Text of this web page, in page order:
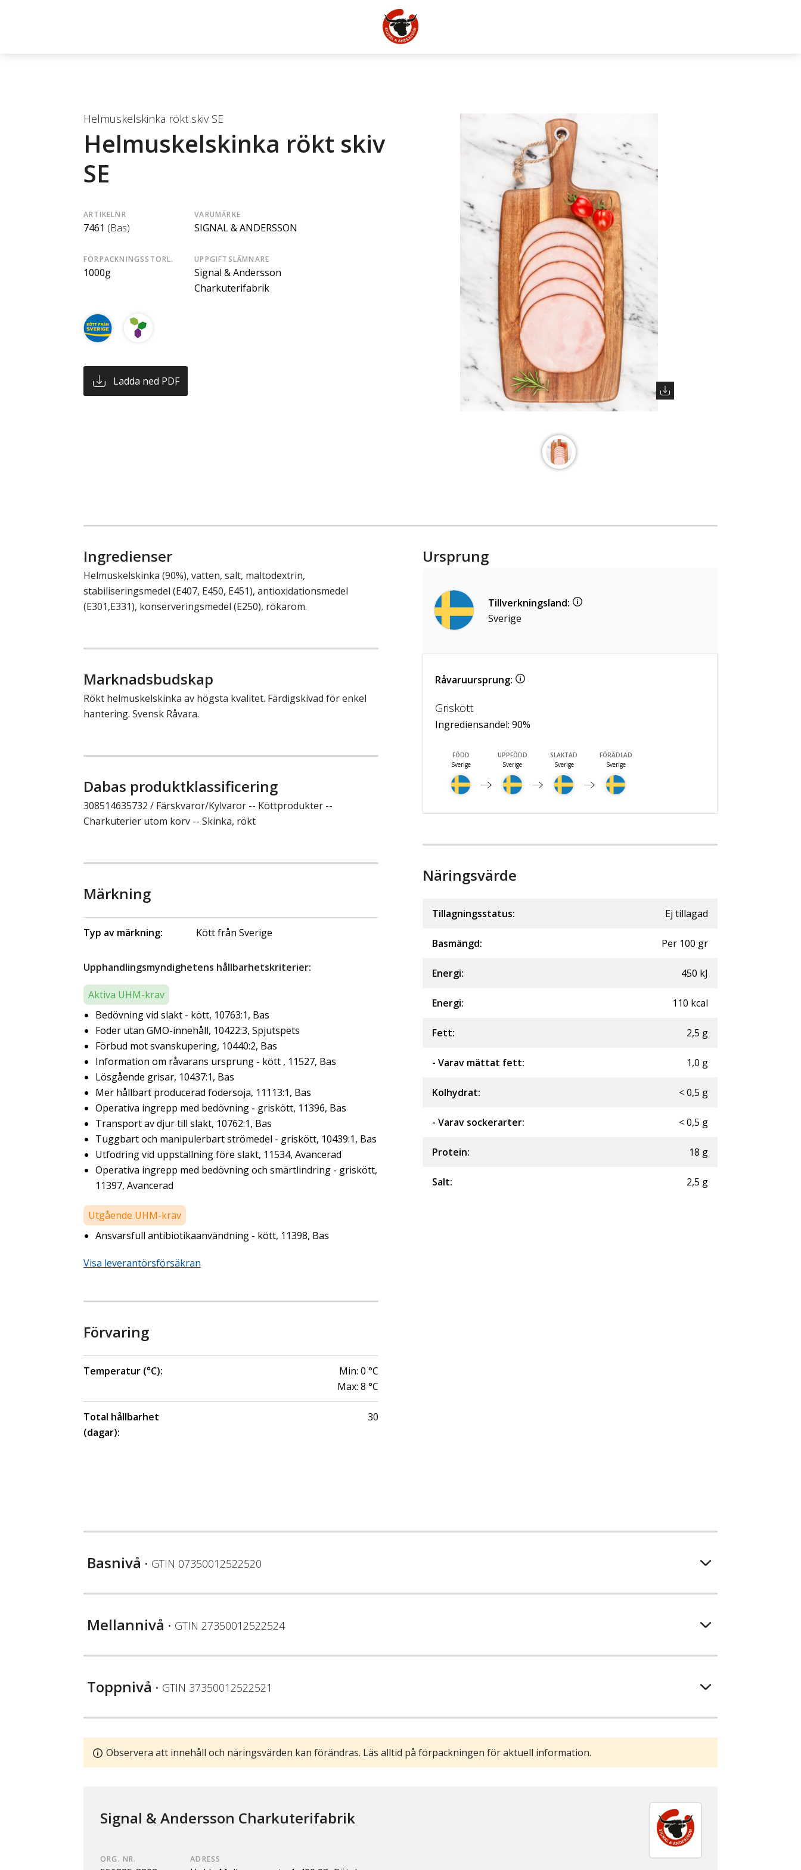
Helmuskelskinka rökt skiv SE
Helmuskelskinka rökt skiv
SE
ARTIKELNR
7461 (Bas)
VARUMÄRKE
SIGNAL & ANDERSSON
FÖRPACKNINGSSTORL.
1000g
UPPGIFTSLÄMNARE
Signal & Andersson
Charkuterifabrik
Ladda ned PDF
Ingredienser
Helmuskelskinka (90%), vatten, salt, maltodextrin,
stabiliseringsmedel (E407, E450, E451), antioxidationsmedel
(E301,E331), konserveringsmedel (E250), rökarom.
Marknadsbudskap
Rökt helmuskelskinka av högsta kvalitet. Färdigskivad för enkel
hantering. Svensk Råvara.
Dabas produktklassificering
308514635732 / Färskvaror/Kylvaror -- Köttprodukter --
Charkuterier utom korv -- Skinka, rökt
Märkning
Typ av märkning: Kött från Sverige
Upphandlingsmyndighetens hållbarhetskriterier:
Aktiva UHM-krav
Bedövning vid slakt - kött, 10763:1, Bas
Foder utan GMO-innehåll, 10422:3, Spjutspets
Förbud mot svanskupering, 10440:2, Bas
Information om råvarans ursprung - kött , 11527, Bas
Lösgående grisar, 10437:1, Bas
Mer hållbart producerad fodersoja, 11113:1, Bas
Operativa ingrepp med bedövning - griskött, 11396, Bas
Transport av djur till slakt, 10762:1, Bas
Tuggbart och manipulerbart strömedel - griskött, 10439:1, Bas
Utfodring vid uppstallning före slakt, 11534, Avancerad
Operativa ingrepp med bedövning och smärtlindring - griskött,
11397, Avancerad
Utgående UHM-krav
Ansvarsfull antibiotikaanvändning - kött, 11398, Bas
Visa leverantörsförsäkran
Förvaring
Temperatur (°C): Min: 0 °C
Max: 8 °C
Total hållbarhet
(dagar):
30
Ursprung
Tillverkningsland:
Sverige
Råvaruursprung:
Griskött
Ingrediensandel: 90%
FÖDD
Sverige
UPPFÖDD
Sverige
SLAKTAD
Sverige
FÖRÄDLAD
Sverige
Näringsvärde
Tillagningsstatus: Ej tillagad
Basmängd: Per 100 gr
Energi: 450 kJ
Energi: 110 kcal
Fett: 2,5 g
- Varav mättat fett: 1,0 g
Kolhydrat: <0,5 g
- Varav sockerarter: <0,5 g
Protein: 18 g
Salt: 2,5 g
Basnivå • GTIN 07350012522520
Mellannivå • GTIN 27350012522524
Toppnivå • GTIN 37350012522521
Observera att innehåll och näringsvärden kan förändras. Läs alltid på förpackningen för aktuell information.
Signal & Andersson Charkuterifabrik
ORG. NR. ADRESS